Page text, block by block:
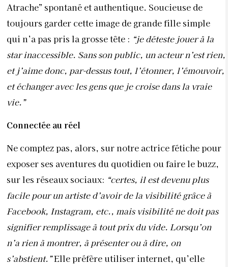
Atrache” spontané et authentique. Soucieuse de
toujours garder cette image de grande fille simple
qui n’a pas pris la grosse tête : “je déteste jouer à la
star inaccessible. Sans son public, un acteur n’est rien,
et j’aime donc, par-dessus tout, l’étonner, l’émouvoir,
et échanger avec les gens que je croise dans la vraie
vie.”
Connectée au réel
Ne comptez pas, alors, sur notre actrice fétiche pour
exposer ses aventures du quotidien ou faire le buzz,
sur les réseaux sociaux: “certes, il est devenu plus
facile pour un artiste d’avoir de la visibilité grâce à
Facebook, Instagram, etc., mais visibilité ne doit pas
signifier remplissage à tout prix du vide. Lorsqu’on
n’a rien à montrer, à présenter ou à dire, on
s’abstient.”Elle préfère utiliser internet, qu’elle